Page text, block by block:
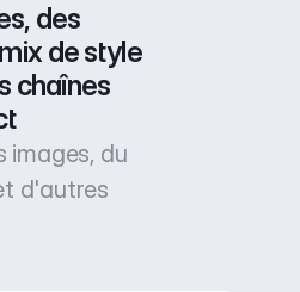
des
de style
chaînes
images, du
d'autres